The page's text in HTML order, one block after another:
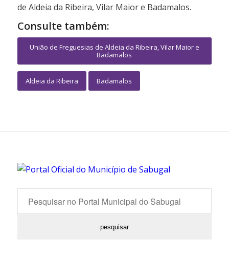
de Aldeia da Ribeira, Vilar Maior e Badamalos.
Consulte também:
União de Freguesias de Aldeia da Ribeira, Vilar Maior e
Badamalos
Aldeia da Ribeira Badamalos